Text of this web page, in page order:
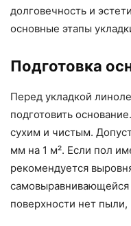
долговечность и
основные этапы
Подготовка
Перед укладкой
подготовить
сухим и чистым.
мм на 1 м². Если пол
рекомендуется
самовыравнивающейся
поверхности нет